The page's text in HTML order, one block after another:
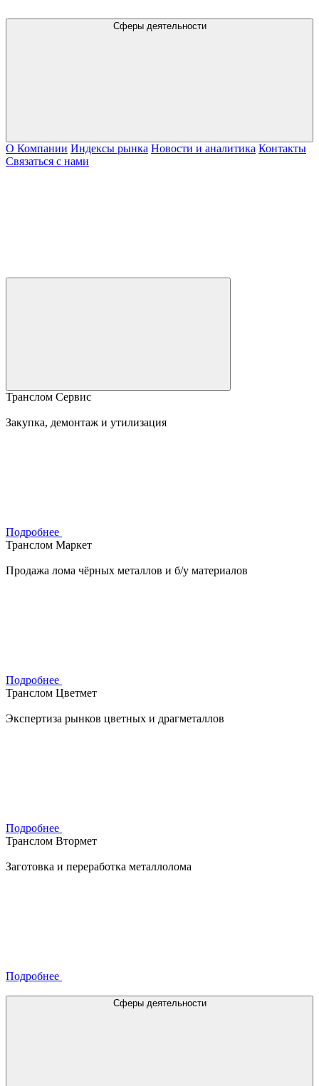
Сферы деятельности
О Компании Индексы рынка Новости и аналитика Контакты
Связаться с нами
Транслом Сервис
Закупка, демонтаж и утилизация
Подробнее
Транслом Маркет
Продажа лома чёрных металлов и б/у материалов
Подробнее
Транслом Цветмет
Экспертиза рынков цветных и драгметаллов
Подробнее
Транслом Втормет
Заготовка и переработка металлолома
Подробнее
Сферы деятельности